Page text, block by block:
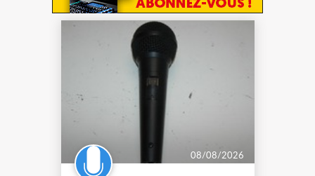
08/08/2026